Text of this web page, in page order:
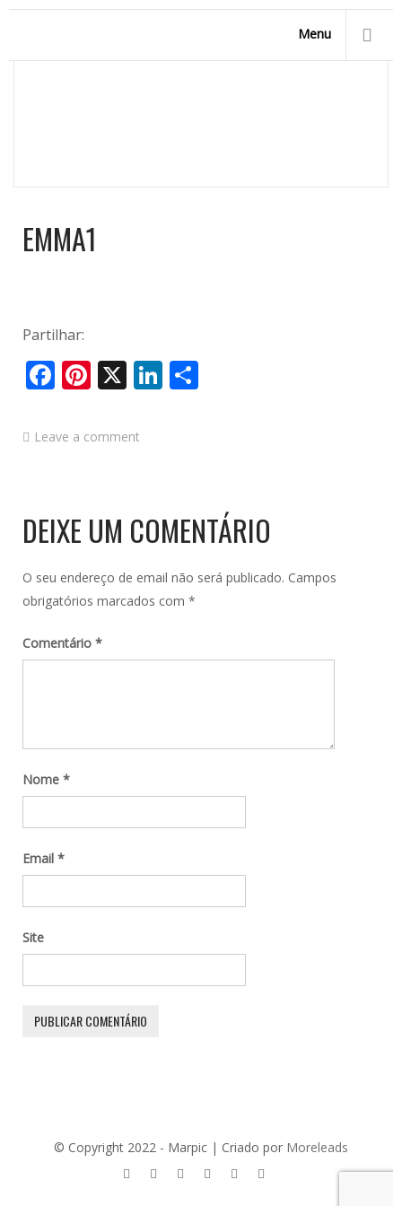
Menu
EMMA1
Partilhar:
Facebook
Pinterest
X LinkedIn
Leave a comment
DEIXE UM COMENTÁRIO
O seu endereço de email não será publicado. Campos
obrigatórios marcados com *
Comentário *
Nome *
Email *
Site
© Copyright 2022 - Marpic | Criado por Moreleads